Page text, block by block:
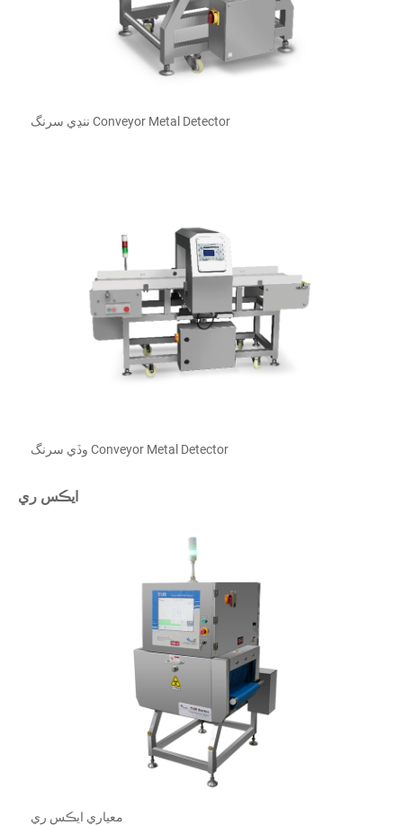
ننڍي سرنگ Conveyor Metal Detector
وڏي سرنگ Conveyor Metal Detector
ايڪس ري
معياري ايڪس ري